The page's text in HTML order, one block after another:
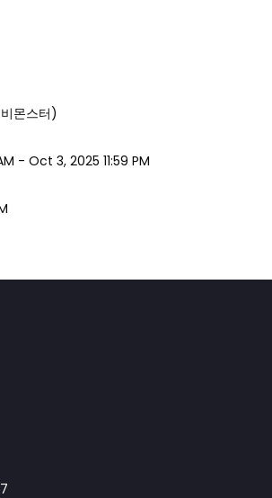
몬스터)
- Oct 3, 2025 11:59 PM